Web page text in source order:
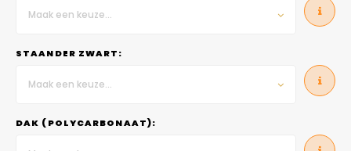
Maak een keuze...
STAANDER ZWART:
Maak een keuze...
DAK (POLYCARBONAAT):